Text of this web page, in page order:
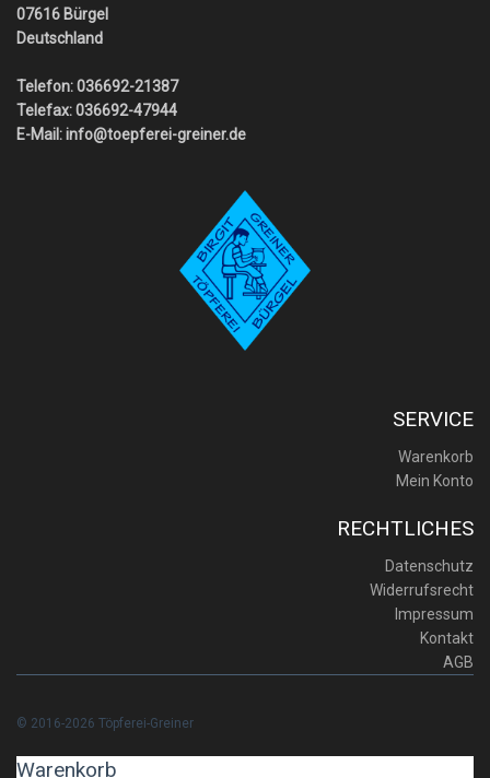
07616 Bürgel
Deutschland
Telefon: 036692-21387
Telefax: 036692-47944
E-Mail:info@toepferei-greiner.de
SERVICE
Warenkorb
Mein Konto
RECHTLICHES
Datenschutz
Widerrufsrecht
Impressum
Kontakt
AGB
© 2016-2026 Töpferei-Greiner
Warenkorb